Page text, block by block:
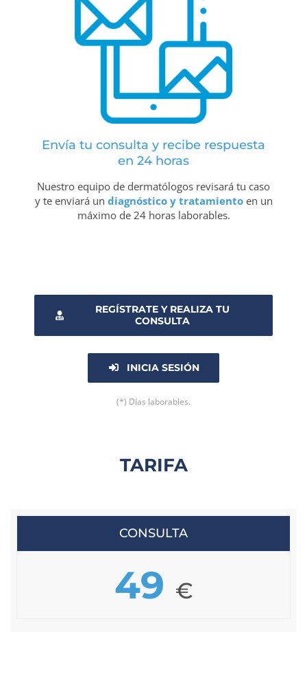
Envía tu consulta y recibe respuesta
en 24 horas
Nuestro equipo de dermatólogos revisará tu caso
y te enviará un diagnóstico y tratamiento en un
máximo de 24 horas laborables.
REGÍSTRATE Y REALIZA TU
CONSULTA
INICIA SESIÓN
(*) Días laborables.
TARIFA
CONSULTA
49 €